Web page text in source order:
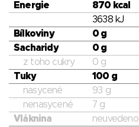
Energie 870 kcal
3638 kJ
Bílkoviny
0 g
Sacharidy
0 g
z toho cukry
0 g
Tuky
100 g
nasycené
93 g
nenasycené
7 g
Vláknina
neuvedeno